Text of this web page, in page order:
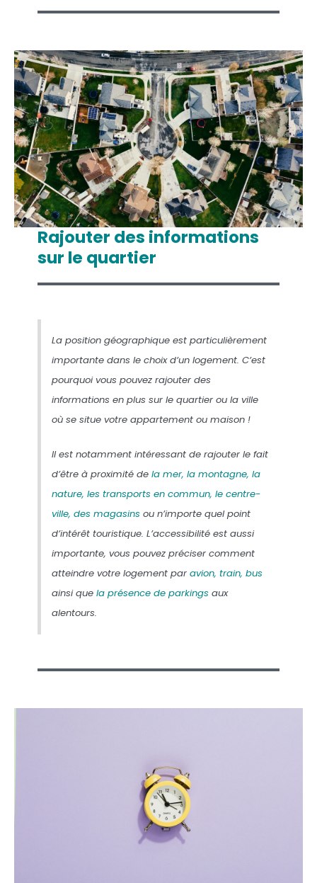
Rajouter des informations
sur le quartier
La position géographique est particulièrement
importante dans le choix d’un logement. C’est
pourquoi vous pouvez rajouter des
informations en plus sur le quartier ou la ville
où se situe votre appartement ou maison !
Il est notamment intéressant de rajouter le fait
d’être à proximité dela mer, la montagne, la
nature, les transports en commun, le centre-
ville, des magasins ou n’importe quel point
d’intérêt touristique. L’accessibilité est aussi
importante, vous pouvez préciser comment
atteindre votre logement paravion, train, bus
ainsi quela présence de parkings aux
alentours.